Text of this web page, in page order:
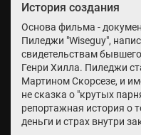
История создания
Основа фильма -
Пиледжи "Wiseguy",
свидетельствам
Генри Хилла. Пиледжи
Мартином Скорсезе, и
не сказка о "крутых
репортажная история о
деньги и страх внутри